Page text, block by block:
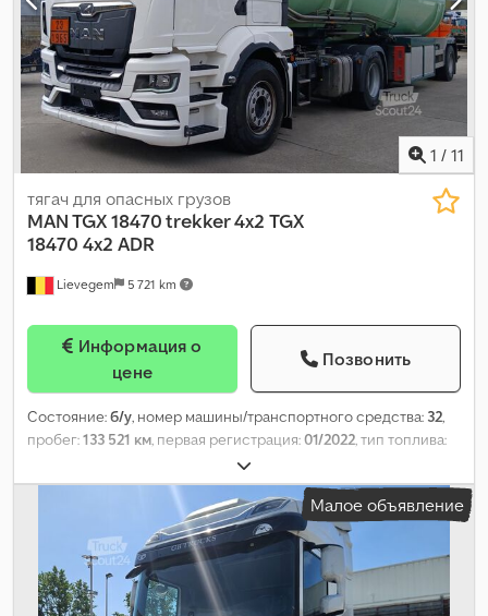
дифференциала, второй топливный бак, гидроусилитель
руля, кондиционер, круиз-контроль, отопитель стояночный,
подогрев сиденья, противотуманные фары, холодильник,
центральный замок, электрорегулировка стекол,
1 / 11
Lievegem 5 721 km
тягач для опасных грузов
MAN TGX 18470 trekker 4x2 TGX
18470 4x2 ADR
цене
Позвонить
Состояние:б/у, номер машины/транспортного средства: 32,
пробег:133 521 км, первая регистрация:01/2022, тип топлива:
4x2, топливо:
выбросов:Евро 6, количество мест:2, Год выпуска:2022,
Малое объявление